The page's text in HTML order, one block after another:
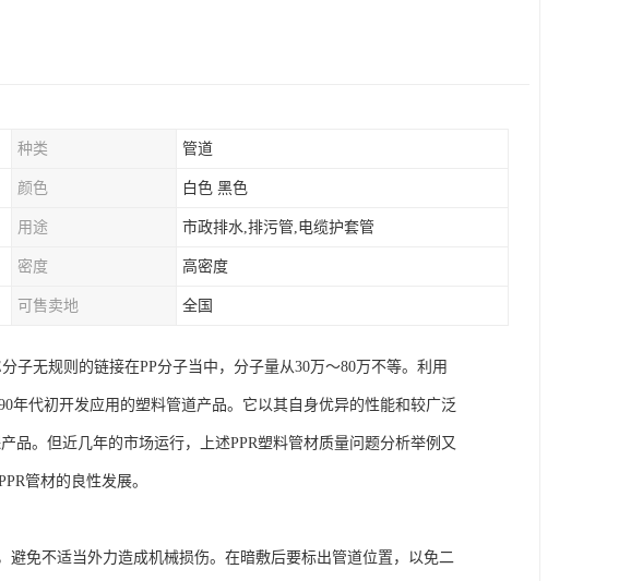
种类 管道
颜色 白色 黑色
用途 市政排水,排污管,电缆护套管
密度 高密度
可售卖地 全国
子无规则的链接在PP分子当中，分子量从30万～80万不等。利用
年代初开发应用的塑料管道产品。它以其自身优异的性能和较广泛
品。但近几年的市场运行，上述PPR塑料管材质量问题分析举例又
管材的良性发展。
避免不适当外力造成机械损伤。在暗敷后要标出管道位置，以免二